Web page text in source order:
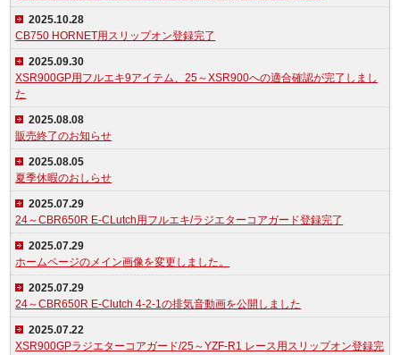
2025.10.28
CB750 HORNET用スリップオン登録完了
2025.09.30
XSR900GP用フルエキ9アイテム、25～XSR900への適合確認が完了しまし
た
2025.08.08
販売終了のお知らせ
2025.08.05
夏季休暇のおしらせ
2025.07.29
24～CBR650R E-CLutch用フルエキ/ラジエターコアガード登録完了
2025.07.29
ホームページのメイン画像を変更しました。
2025.07.29
24～CBR650R E-Clutch 4-2-1の排気音動画を公開しました
2025.07.22
XSR900GPラジエターコアガード/25～YZF-R1 レース用スリップオン登録完